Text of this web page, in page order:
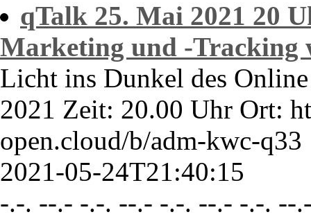
qTalk 25. Mai 2021 20
Marketing und -
Licht ins Dunkel des
2021 Zeit: 20.00 Uhr Ort:
open.cloud/b/adm-kwc-q33
2021-05-24T21:40:15
-.-. --.- -.-. --.- -.-. --.- -.-. --